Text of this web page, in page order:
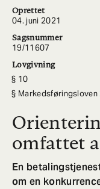
Oprettet
04. juni 2021
Sagsnummer
19/11607
Lovgivning
10
omfattet
En
om en